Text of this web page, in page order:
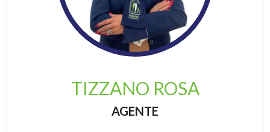
TIZZANO ROSA
AGENTE